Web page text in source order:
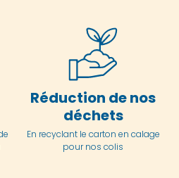
Réduction de nos
déchets
En recyclant le carton en calage
pour nos colis